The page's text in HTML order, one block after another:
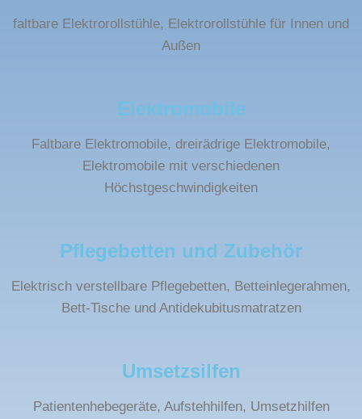
faltbare Elektrorollstühle, Elektrorollstühle für Innen und
Außen
Elektromobile
Faltbare Elektromobile, dreirädrige Elektromobile,
Elektromobile mit verschiedenen
Höchstgeschwindigkeiten
Pflegebetten und Zubehör
Elektrisch verstellbare Pflegebetten, Betteinlegerahmen,
Bett-Tische und Antidekubitusmatratzen
Umsetzsilfen
Patientenhebegeräte, Aufstehhilfen, Umsetzhilfen